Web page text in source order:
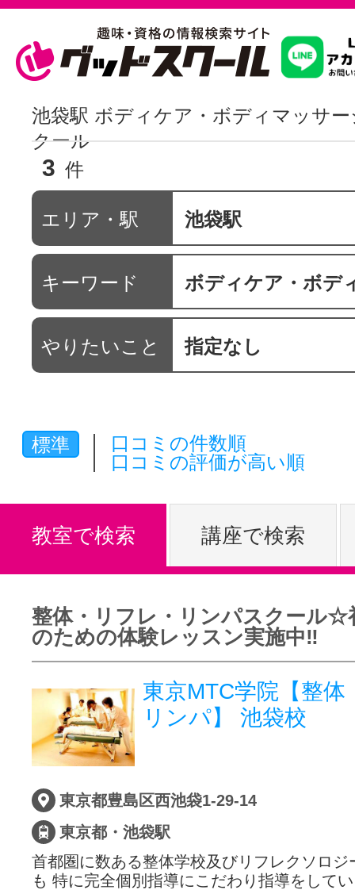
習いたいこ
駅・路線か
通信講座を
やりたいこ
特集をみる
グッドスク
掲載のお問
池袋駅 ボディケア・ボディマッサ
クール
3 件
エリア・駅 池袋駅
キーワード ボディケア・ボディ
やりたいこと 指定なし
標準
口コミの件数順
口コミの評価が高い順
教室で検索 講座で検索
整体・リフレ・リンパスクール☆
のための体験レッスン実施中‼
東京MTC学院【整体
リンパ】 池袋校
東京都豊島区西池袋1-29-14
東京都・池袋駅
首都圏に数ある整体学校及びリフレクソロジ
も 特に完全個別指導にこだわり指導をして